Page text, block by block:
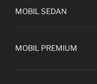
MOBIL SEDAN
MOBIL PREMIUM